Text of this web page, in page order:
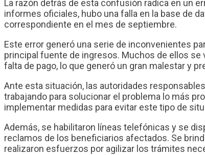
La razón detrás de esta confusión radica en un
informes oficiales, hubo una falla en la base de
correspondiente en el mes de septiembre.
Este error generó una serie de inconvenientes
principal fuente de ingresos. Muchos de ellos
falta de pago, lo que generó un gran malestar y
Ante esta situación, las autoridades
trabajando para solucionar el problema lo más
implementar medidas para evitar este tipo de
Además, se habilitaron líneas telefónicas y se
reclamos de los beneficiarios afectados. Se
realizaron esfuerzos por agilizar los trámites